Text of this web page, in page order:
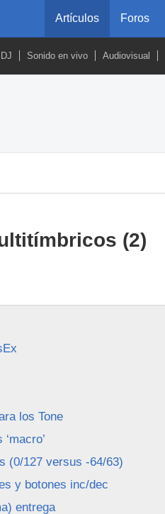
Artículos Foros
DJ Sonido en vivo Audiovisual
(2)
los Tone
(0/127 versus -64/63)
y botones inc/dec
entrega